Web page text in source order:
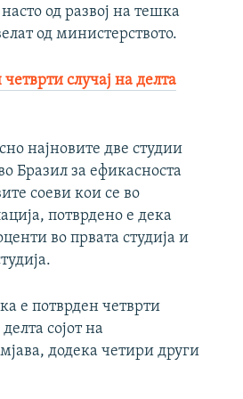
од развој на тешка
од министерството.
случај на делта
најновите две студии
Бразил за ефикасноста
соеви кои се во
потврдено е дека
во првата студија и
е потврден четврти
сојот на
додека четири други